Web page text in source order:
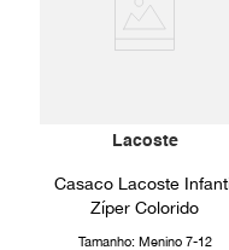
Lacoste
Casaco Lacoste
Zíper Colorido
Tamanho: Menino 7-12